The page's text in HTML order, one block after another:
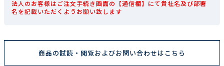
法人のお客様はご注文手続き画面の【通信欄】にて貴社名及び部署
名を記載いただくようお願い致します
商品の試読・閲覧およびお問い合わせはこちら